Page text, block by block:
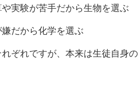
実験が苦手だから生物を選ぶ
だから化学を選ぶ
ぞれですが、本来は生徒自身